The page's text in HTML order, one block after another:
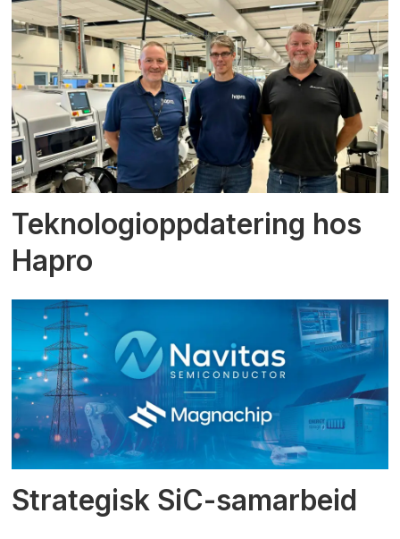
Teknologioppdatering hos
Hapro
Strategisk SiC-samarbeid